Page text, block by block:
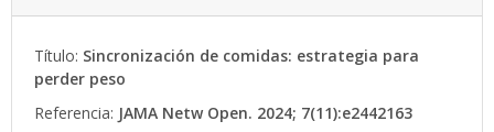
Título: Sincronización de comidas: estrategia para
perder peso
Referencia: JAMA Netw Open. 2024; 7(11):e2442163